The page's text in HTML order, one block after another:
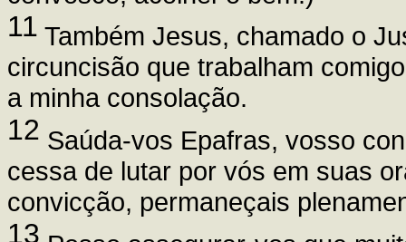
11 Também Jesus, chamado o
circuncisão que trabalham
a minha consolação.
12 Saúda-vos Epafras, vosso
cessa de lutar por vós em suas
convicção, permaneçais
13